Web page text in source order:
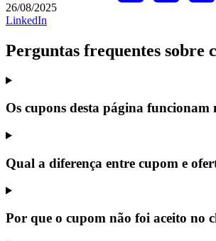
26/08/2025
LinkedIn
Perguntas frequentes sobre
Os cupons desta página funcionam
Qual a diferença entre cupom e
Por que o cupom não foi aceito no